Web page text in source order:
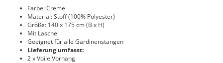
Farbe: Creme
Material: Stoff (100% Polyester)
Größe: 140 x 175 cm (B x H)
Mit Lasche
Geeignet für alle Gardinenstangen
Lieferung umfasst:
2 x Voile Vorhang